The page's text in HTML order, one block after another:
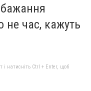
не час, кажуть
і натисніть Ctrl + Enter, щоб